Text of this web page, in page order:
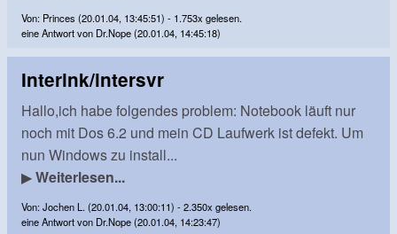
Von: Princes (20.01.04, 13:45:51) - 1.753x gelesen.
eine Antwort von Dr.Nope (20.01.04, 14:45:18)
Interlnk/intersvr
Hallo,ich habe folgendes problem: Notebook läuft nur
noch mit Dos 6.2 und mein CD Laufwerk ist defekt. Um
nun Windows zu install...
▶Weiterlesen...
Von: Jochen L. (20.01.04, 13:00:11) - 2.350x gelesen.
eine Antwort von Dr.Nope (20.01.04, 14:23:47)